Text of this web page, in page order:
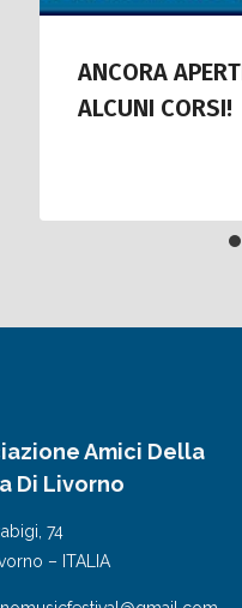
ANCORA
ALCUNI CORSI!
Amici Della
Di Livorno
74
– ITALIA